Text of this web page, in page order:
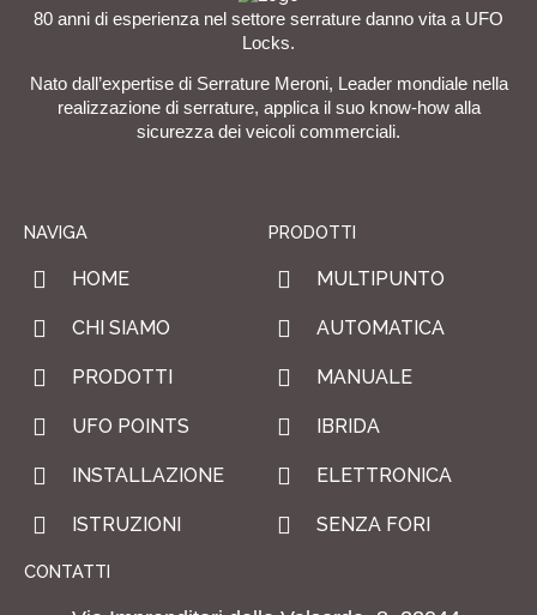
80 anni di esperienza nel settore serrature danno vita a UFO
Locks.
Nato dall’expertise di Serrature Meroni, Leader mondiale nella
realizzazione di serrature, applica il suo know-how alla
sicurezza dei veicoli commerciali.
NAVIGA
HOME
CHI SIAMO
PRODOTTI
UFO POINTS
INSTALLAZIONE
ISTRUZIONI
PRODOTTI
MULTIPUNTO
AUTOMATICA
MANUALE
IBRIDA
ELETTRONICA
SENZA FORI
CONTATTI